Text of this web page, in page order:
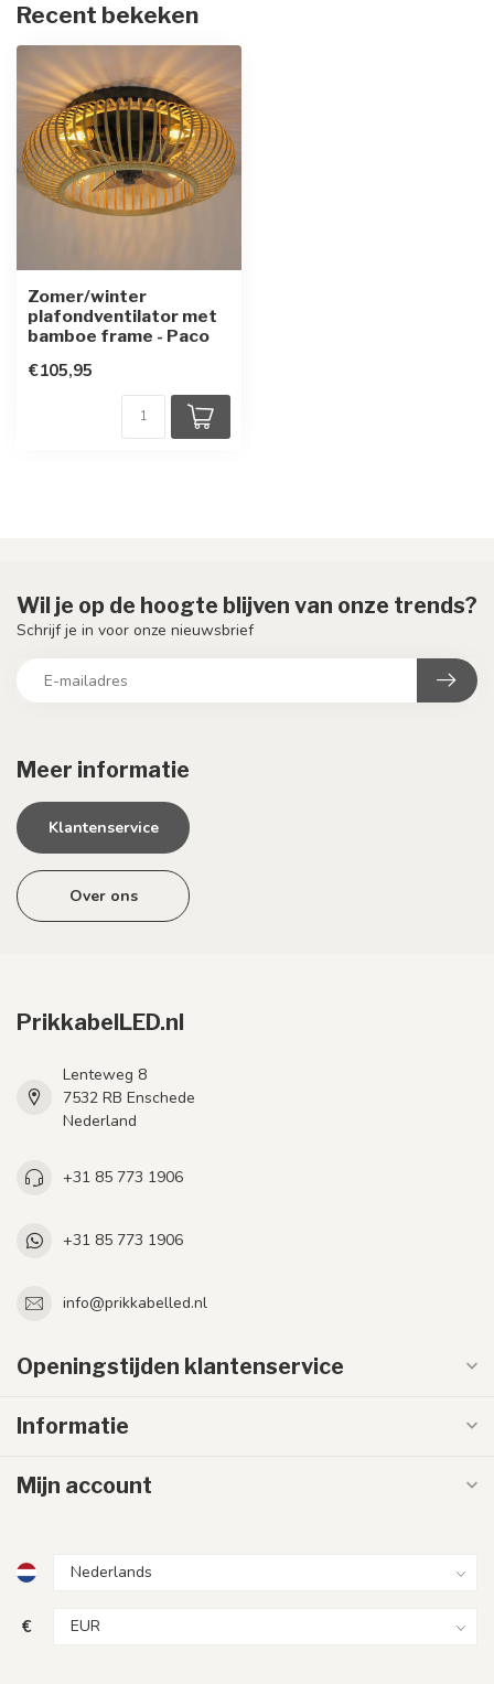
Recent bekeken
Zomer/winter
plafondventilator met
bamboe frame - Paco
€105,95
Meer informatie
Klantenservice
Over ons
Wil je op de hoogte blijven van onze trends?
Schrijf je in voor onze nieuwsbrief
PrikkabelLED.nl
Lenteweg 8
7532 RB Enschede
Nederland
+31 85 773 1906
+31 85 773 1906
info@prikkabelled.nl
Openingstijden klantenservice
Informatie
Mijn account
€